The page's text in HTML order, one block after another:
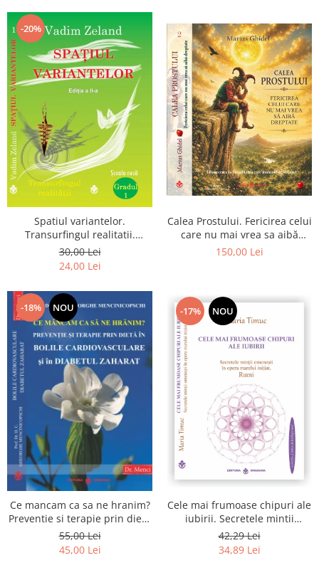
-20%
Spatiul variantelor.
Transurfingul realitatii.
Gradul 1. Cum sa ne
dezvoltam intuitia si sa ne
30,00 Lei
24,00 Lei
Calea Prostului. Fericirea celui
care nu mai vrea sa aibă
dreptate - Intoarcerea la
150,00 Lei
-18% NOU
Ce mancam ca sa ne hranim?
Preventie si terapie prin dieta
in bolile cardiovasculare si in
diabetul zaharat
55,00 Lei
45,00 Lei
-17% NOU
Cele mai frumoase chipuri ale
iubirii. Secretele mintii
omenesti in opera marelui
initiat, Rumi
42,29 Lei
34,89 Lei